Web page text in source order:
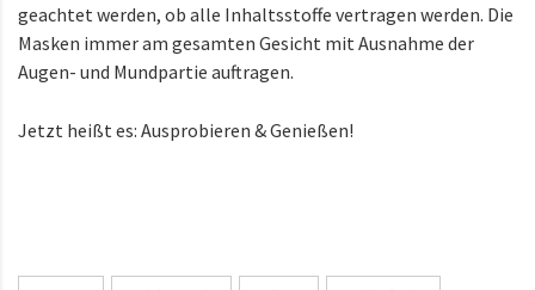
geachtet werden, ob alle Inhaltsstoffe vertragen werden. Die
Masken immer am gesamten Gesicht mit Ausnahme der
Augen- und Mundpartie auftragen.
Jetzt heißt es: Ausprobieren & Genießen!